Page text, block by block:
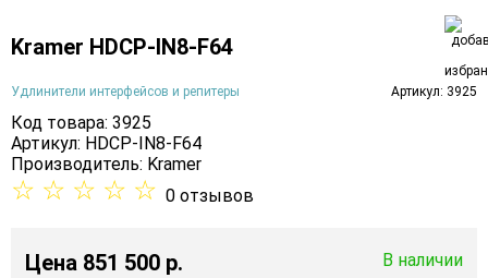
Kramer HDCP-IN8-F64
Удлинители интерфейсов и репитеры Артикул: 3925
Код товара: 3925
Артикул: HDCP-IN8-F64
Производитель: Kramer
☆ ☆ ☆ ☆ ☆ 0 отзывов
Цена 851 500 p. В наличии